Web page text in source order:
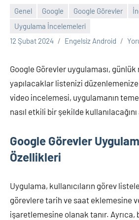
Genel Google Google Görevler
Uygulama İncelemeleri
12 Şubat 2024
Engelsiz Android
Google Görevler uygulaması,
yapılacaklar listenizi düzenlemenize
video incelemesi, uygulamanın
nasıl etkili bir şekilde kullanılacağını
Google Görevler
Özellikleri
Uygulama, kullanıcıların görev
görevlere tarih ve saat eklemesine
işaretlemesine olanak tanır.